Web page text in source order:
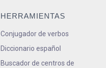
HERRAMIENTAS
Conjugador de verbos
Diccionario español
Buscador de centros de